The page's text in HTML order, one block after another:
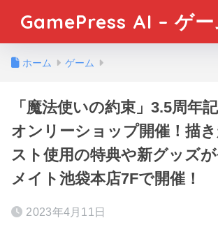
GamePress AI – ゲ
ホーム ゲーム
「魔法使いの約束」3.5周年
オンリーショップ開催！描
スト使用の特典や新グッズ
メイト池袋本店7Fで開催！
2023年4月11日